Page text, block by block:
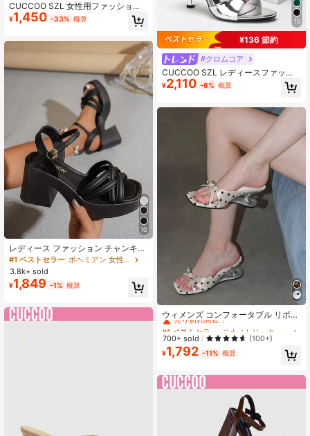
CUCCOO SZL 女性用ファッショナ
ブルで上品なハイヒールサンダル
¥1,450 -33% 概算
10
レディース ファッション チャンキー
ハイヒール ギャザーストラップ バッ
クル ピープトゥ サンダル ウェディ
ング
#1 ベストセラー
ボヘミアン 女性用サンダル
3.8k+ sold
¥1,849 -1% 概算
15
¥136 節約
#クロムコア
CUCCOO SZL レディースファッシ
ョン シンプル シルバーハイヒールサ
ンダル、夏向け
¥2,110 -6% 概算
ウィメンズ コンフォータブル リボン
スクエアトゥ ドット柄 一本ストラッ
プ アシンメトリーヒール ミュールシ
ューズ、エレガントな白フェイクレ
ザー ハイヒールサンダル 夏用
売り切れ間近！
#1 ベストセラー
売り切れ間近！
#1 ベストセラー
売り切れ間近！
#1 ベストセラー
700+ sold (100+)
¥1,792 -11% 概算